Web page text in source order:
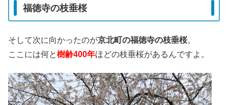
福徳寺の枝垂桜
そして次に向かったのが京北町の福徳寺の枝垂桜。
ここには何と樹齢400年ほどの枝垂桜があるんですよ。